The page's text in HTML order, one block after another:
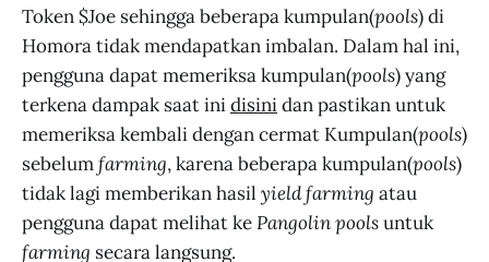
Token $Joe sehingga beberapa kumpulan(pools) di
Homora tidak mendapatkan imbalan. Dalam hal ini,
pengguna dapat memeriksa kumpulan(pools) yang
terkena dampak saat inidisinidan pastikan untuk
memeriksa kembali dengan cermat Kumpulan(pools)
sebelumfarming, karena beberapa kumpulan(pools)
tidak lagi memberikan hasil yield farming atau
pengguna dapat melihat kePangolin poolsuntuk
farming secara langsung.